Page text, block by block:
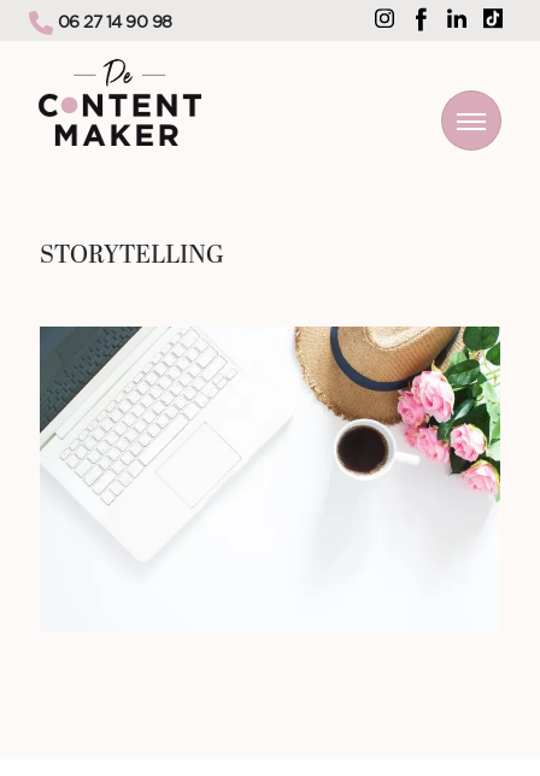
06 27 14 90 98
STORYTELLING